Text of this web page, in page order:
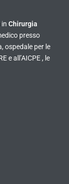
Chirurgia
presso
ospedale per le
e all’AICPE , le